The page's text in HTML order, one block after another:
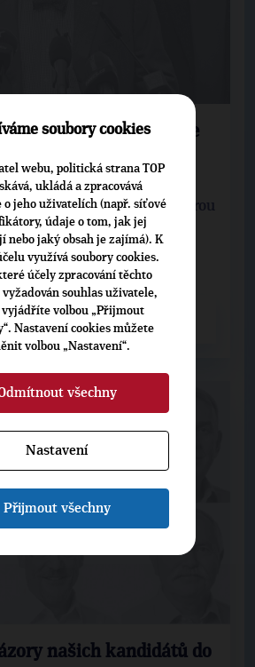
voliče o podporu i ve
voličům za důvěru, kterou
v prvním kole
Dovoluje si požádat, aby ...
našich kandidátů do
soubory cookies
webu, politická strana TOP
ukládá a zpracovává
o jeho uživatelích (např. síťové
údaje o tom, jak jej
nebo jaký obsah je zajímá). K
využívá soubory cookies.
účely zpracování těchto
souhlas uživatele,
volbou „Přijmout
Nastavení cookies můžete
volbou „Nastavení“.
všechny
Nastavení
Přijmout všechny